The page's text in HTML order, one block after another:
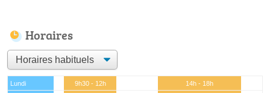
Horaires
Lundi 9h30 - 12h
14h - 18h